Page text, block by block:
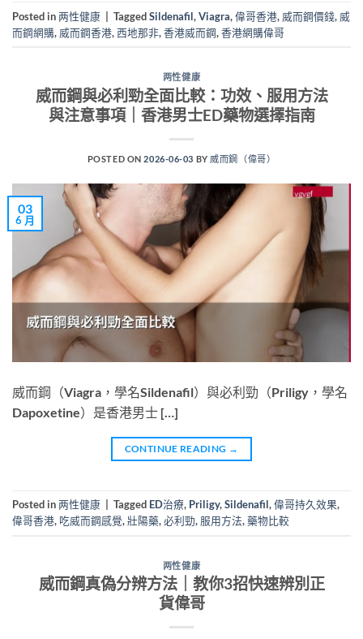
Posted in两性健康 TaggedSildenafil,Viagra,偉哥香港, 威而鋼價錢, 威
而鋼網購, 威而鋼香港,西地那非,香港威而鋼,香港網購偉哥
两性健康
威而鋼與必利勁全面比較：功效、服用方法
與注意事項｜香港男士ED藥物選擇指南
POSTED ON2026-06-03 BY 威而鋼（偉哥）
03
6 月
威而鋼（Viagra，學名Sildenafil）與必利勁（Priligy，學名
Dapoxetine）是香港男士 […]
CONTINUE READING →
Posted in两性健康 Tagged ED治療, Priligy,Sildenafil,偉哥持久效果,
偉哥香港, 吃威而鋼感覺,壯陽藥,必利勁, 服用方法,藥物比較
两性健康
威而鋼真偽分辨方法｜教你3招快速辨別正
貨偉哥